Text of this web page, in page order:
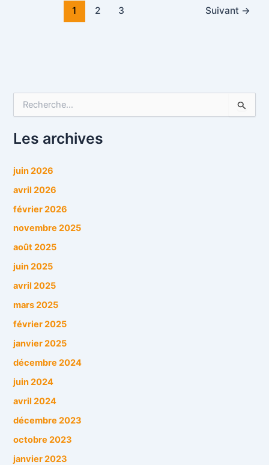
1 2 3 Suivant →
h
e
c
e
r
:
Les archives
juin 2026
avril 2026
février 2026
novembre 2025
août 2025
juin 2025
avril 2025
mars 2025
février 2025
janvier 2025
décembre 2024
juin 2024
avril 2024
décembre 2023
octobre 2023
janvier 2023